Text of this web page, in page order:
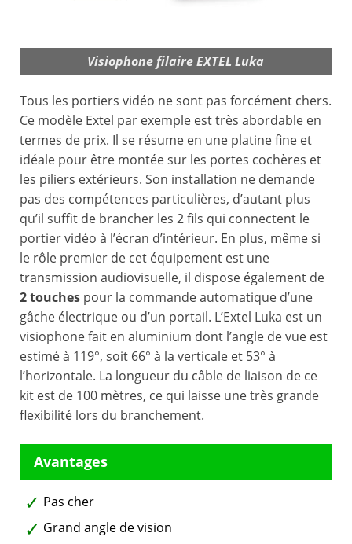
Visiophone filaire EXTEL Luka
Tous les portiers vidéo ne sont pas forcément chers.
Ce modèle Extel par exemple est très abordable en
termes de prix. Il se résume en une platine fine et
idéale pour être montée sur les portes cochères et
les piliers extérieurs. Son installation ne demande
pas des compétences particulières, d’autant plus
qu’il suffit de brancher les 2 fils qui connectent le
portier vidéo à l’écran d’intérieur. En plus, même si
le rôle premier de cet équipement est une
transmission audiovisuelle, il dispose également de
2 touches pour la commande automatique d’une
gâche électrique ou d’un portail. L’Extel Luka est un
visiophone fait en aluminium dont l’angle de vue est
estimé à 119°, soit 66° à la verticale et 53° à
l’horizontale. La longueur du câble de liaison de ce
kit est de 100 mètres, ce qui laisse une très grande
flexibilité lors du branchement.
Pas cher
Grand angle de vision